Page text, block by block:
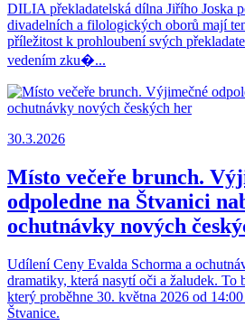
DILIA překladatelská dílna Jiřího Joska
divadelních a filologických oborů mají
příležitost k prohloubení svých
vedením zku�...
30.3.2026
Místo večeře brunch.
odpoledne na Štvanici
ochutnávky nových
Udílení Ceny Evalda Schorma a
dramatiky, která nasytí oči a žaludek. To
který proběhne 30. května 2026 od
Štvanice.